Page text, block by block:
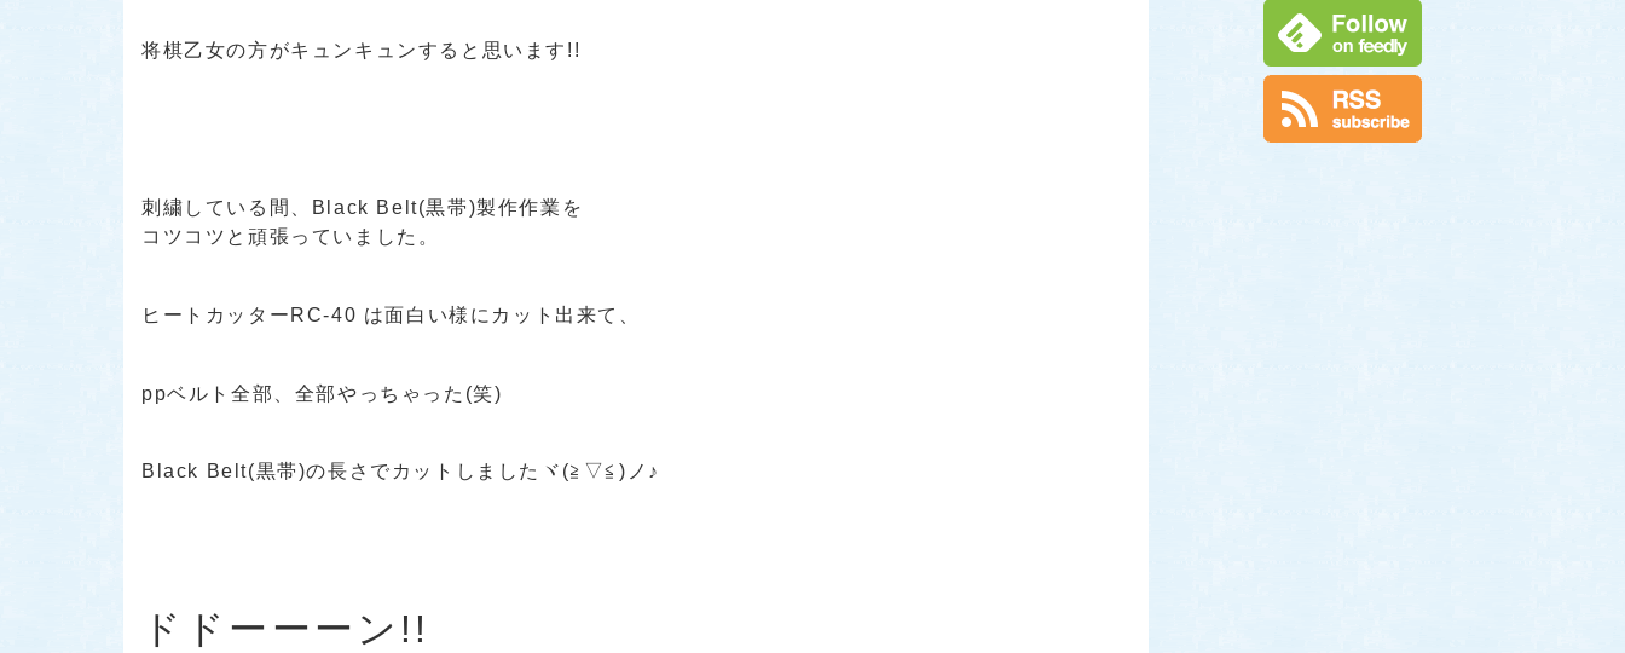
将棋乙女の方がキュンキュンすると思います!!
刺繍している間、Black Belt(黒帯)製作作業を
コツコツと頑張っていました。
ヒートカッターRC-40 は面白い様にカット出来て、
ppベルト全部、全部やっちゃった(笑)
Black Belt(黒帯)の長さでカットしましたヾ(≧▽≦)ノ♪
ドドーーーン!!